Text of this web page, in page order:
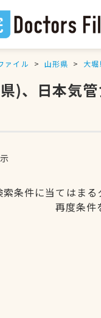
ァイル 山形県 大堀
)、日本気
索条件に当てはまる
再度条件